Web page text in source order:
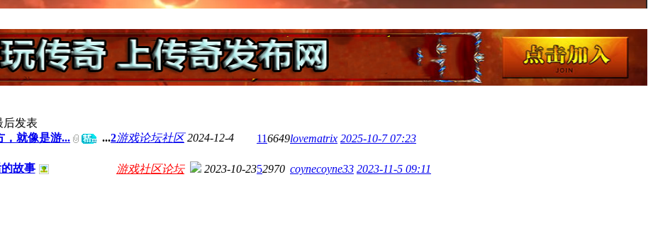
后发表
，就像是游... ...2游戏论坛社区 2024-12-4 116649lovematrix 2025-10-7 07:23
故事
游戏社区论坛 2023-10-2352970 coynecoyne33 2023-11-5 09:11